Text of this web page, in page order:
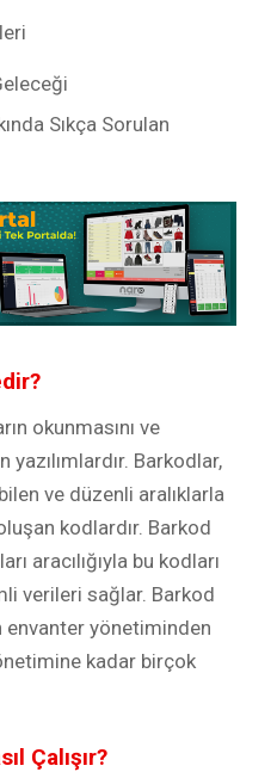
Sıkça Sorulan
okunmasını ve
yazılımlardır. Barkodlar,
ve düzenli aralıklarla
kodlardır. Barkod
aracılığıyla bu kodları
verileri sağlar. Barkod
envanter yönetiminden
kadar birçok
Çalışır?